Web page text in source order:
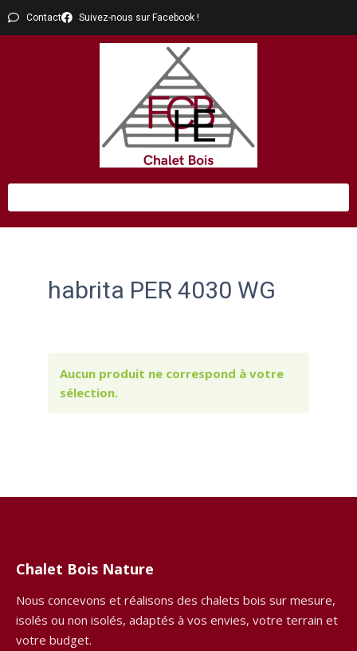
Contact Suivez-nous sur Facebook !
habrita PER 4030 WG
Aucun produit ne correspond à votre
sélection.
Chalet Bois Nature
Nous concevons et réalisons des chalets bois sur mesure,
isolés ou non isolés, adaptés à vos envies, votre terrain et
votre budget.